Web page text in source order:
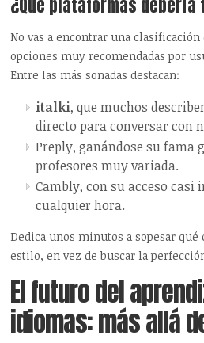
¿Qué plataformas
No vas a encontrar una
opciones muy recomendadas por
Entre las más sonadas destacan:
italki, que muchos
directo para conversar con
Preply, ganándose su fama
profesores muy variada.
Cambly, con su acceso casi
cualquier hora.
Dedica unos minutos a sopesar qué
estilo, en vez de buscar la
El futuro del
idiomas: más allá